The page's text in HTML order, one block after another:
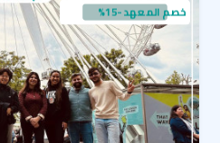
خصم المعهد -15%